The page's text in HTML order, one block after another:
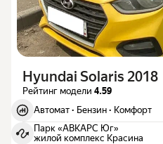
Hyundai Solaris 2018
Рейтинг модели 4.59
Автомат · Бензин · Комфорт
Парк «АВКАРС Юг»
жилой комплекс Красина